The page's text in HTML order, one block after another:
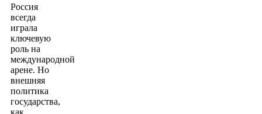
Россия
всегда
играла
ключевую
роль на
международной
арене. Но
внешняя
политика
государства,
как